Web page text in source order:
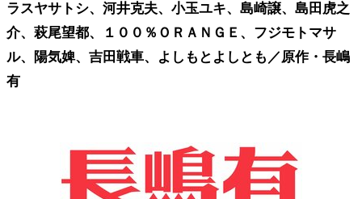
ラスヤサトシ、河井克夫、小玉ユキ、島崎譲、島田虎之
介、萩尾望都、１００％ＯＲＡＮＧＥ、フジモトマサ
ル、陽気婢、吉田戦車、よしもとよしとも／原作・長嶋
有